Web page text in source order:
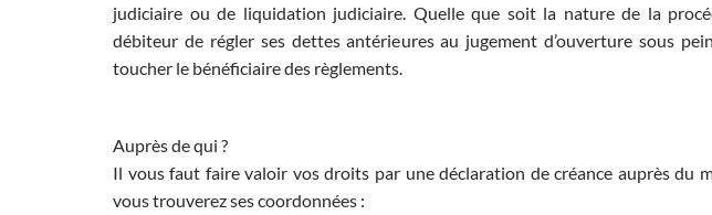
judiciaire ou de liquidation judiciaire. Quelle que soit la nature de la
débiteur de régler ses dettes antérieures au jugement d’ouverture sous
toucher le bénéficiaire des règlements.
Auprès de qui ?
Il vous faut faire valoir vos droits par une déclaration de créance auprès du
vous trouverez ses coordonnées :